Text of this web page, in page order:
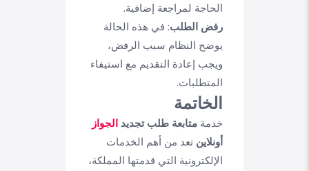
الحاجة لمراجعة إضافية.
رفض الطلب: في هذه الحالة
يوضح النظام سبب الرفض،
ويجب إعادة التقديم مع استيفاء
المتطلبات.
الخاتمة
خدمة متابعة طلب تجديد الجواز
أونلاين تعد من أهم الخدمات
الإلكترونية التي قدمتها المملكة،